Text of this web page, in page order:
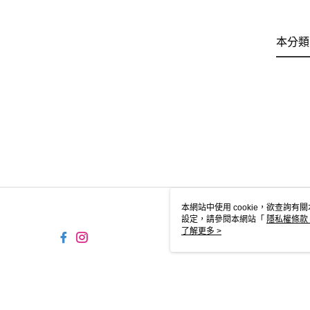
本分
本網站中使用 cookie，欲查詢有
設定，請參閱本網站「 隱私權條款
使用 cookie。
了解更多 >